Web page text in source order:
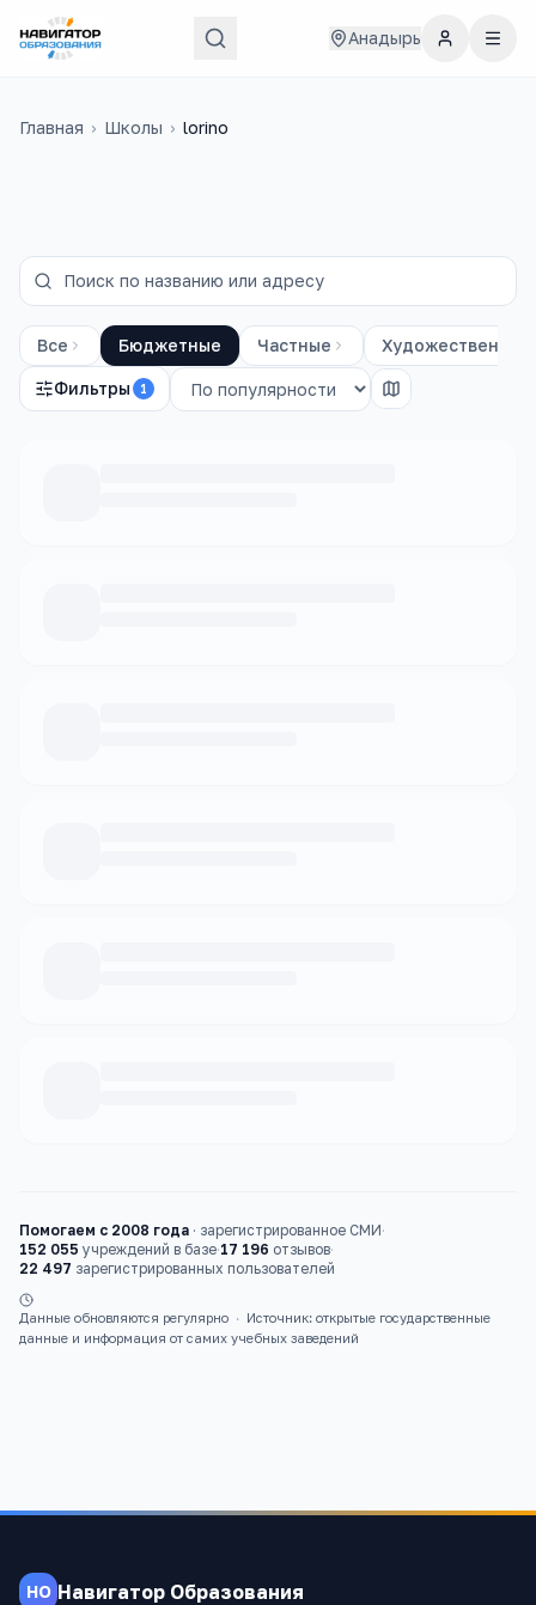
Анадырь
Главная › Школы › lorino
Все Бюджетные Частные Художественные
Фильтры 1
Помогаем с 2008 года · зарегистрированное СМИ·
152 055 учреждений в базе·17 196 отзывов·
22 497 зарегистрированных пользователей
Данные обновляются регулярно ·
Источник: открытые государственные
данные и информация от самих учебных заведений
НО Навигатор Образования